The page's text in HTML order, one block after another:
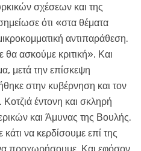
σχέσεων και της
ότι «στα θέματα
αντιπαράθεση.
θα ασκούμε κριτική». Και
μετά την επίσκεψη
στην κυβέρνηση και τον
έντονη και σκληρή
και Άμυνας της Βουλής.
να κερδίσουμε επί της